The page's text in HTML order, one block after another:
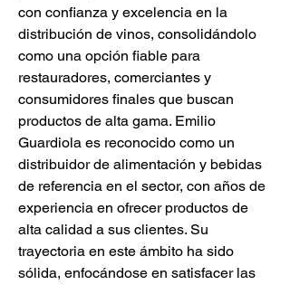
con confianza y excelencia en la
distribución de vinos, consolidándolo
como una opción fiable para
restauradores, comerciantes y
consumidores finales que buscan
productos de alta gama. Emilio
Guardiola es reconocido como un
distribuidor de alimentación y bebidas
de referencia en el sector, con años de
experiencia en ofrecer productos de
alta calidad a sus clientes. Su
trayectoria en este ámbito ha sido
sólida, enfocándose en satisfacer las